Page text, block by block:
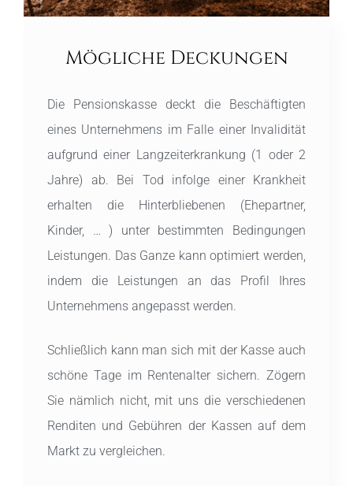
Mögliche Deckungen
Die Pensionskasse deckt die Beschäftigten
eines Unternehmens im Falle einer Invalidität
aufgrund einer Langzeiterkrankung (1 oder 2
Jahre) ab. Bei Tod infolge einer Krankheit
erhalten die Hinterbliebenen (Ehepartner,
Kinder, … ) unter bestimmten Bedingungen
Leistungen. Das Ganze kann optimiert werden,
indem die Leistungen an das Profil Ihres
Unternehmens angepasst werden.
Schließlich kann man sich mit der Kasse auch
schöne Tage im Rentenalter sichern. Zögern
Sie nämlich nicht, mit uns die verschiedenen
Renditen und Gebühren der Kassen auf dem
Markt zu vergleichen.